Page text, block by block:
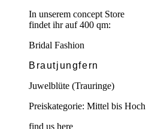
In unserem concept Store
findet ihr auf 400 qm:
Bridal Fashion
Brautjungfern
Juwelblüte (Trauringe)
Preiskategorie: Mittel bis Hoch
find us here